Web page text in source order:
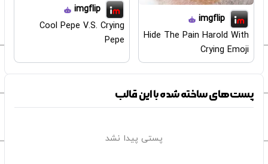
imgflip
Hide The Pain Harold With
Crying Emoji
imgflip
Cool Pepe V.S. Crying
Pepe
پست‌های ساخته شده با این قالب
پستی پیدا نشد